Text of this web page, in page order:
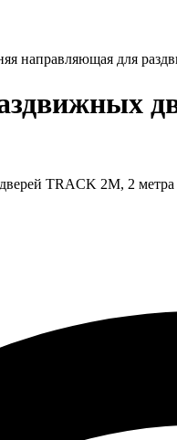
направляющая для
TRACK 2M, 2 метра